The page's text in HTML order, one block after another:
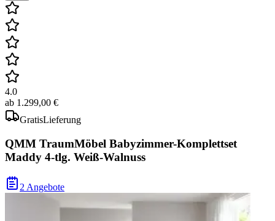
4.0
ab 1.299,00 €
GratisLieferung
QMM TraumMöbel Babyzimmer-Komplettset
Maddy 4-tlg. Weiß-Walnuss
2 Angebote